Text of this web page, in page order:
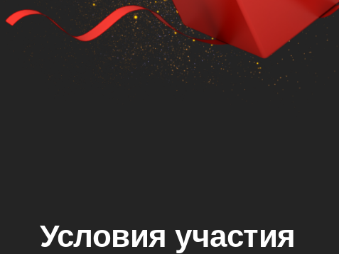
Условия участия